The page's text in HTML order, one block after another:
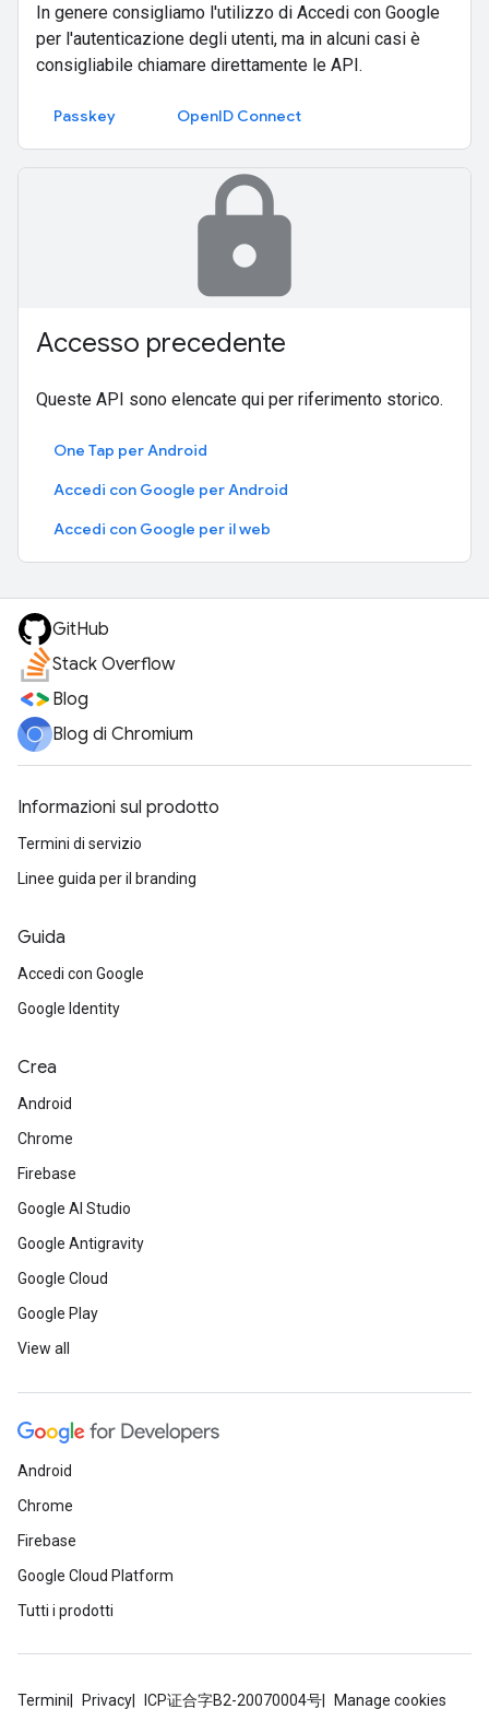
In genere consigliamo l'utilizzo di Accedi con Google
per l'autenticazione degli utenti, ma in alcuni casi è
consigliabile chiamare direttamente le API.
Passkey OpenID Connect
lock
Accesso precedente
Queste API sono elencate qui per riferimento storico.
One Tap per Android
Accedi con Google per Android
Accedi con Google per il web
GitHub
Stack Overflow
Blog
Blog di Chromium
Informazioni sul prodotto
Termini di servizio
Linee guida per il branding
Guida
Accedi con Google
Google Identity
Crea
Android
Chrome
Firebase
Google AI Studio
Google Antigravity
Google Cloud
Google Play
View all
Android
Chrome
Firebase
Google Cloud Platform
Tutti i prodotti
Termini Privacy ICP证合字B2-20070004号 Manage cookies